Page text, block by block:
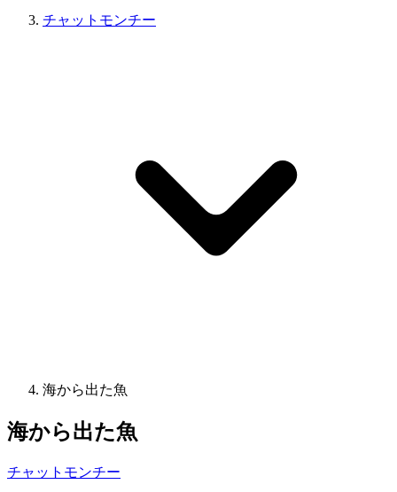
チャットモンチー
海から出た魚
海から出た魚
チャットモンチー